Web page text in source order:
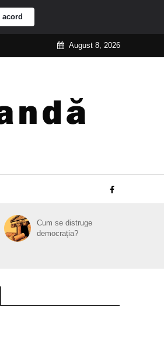
August 8, 2026
Cum se distruge
democrația?
acord